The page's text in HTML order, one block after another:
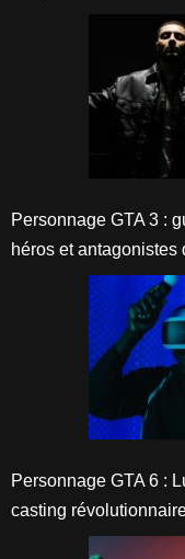
Personnage GTA 3 :
héros et antagonistes
Personnage GTA 6 :
casting